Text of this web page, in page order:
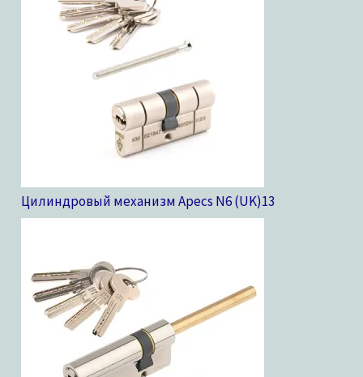
Цилиндровый механизм Apecs N6 (UK)13